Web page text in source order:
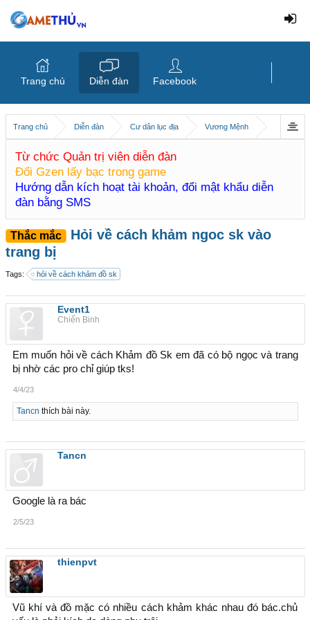
Trang chủ Diễn đàn Cư dân lục địa Vương Mệnh
Từ chức Quản trị viên diễn đàn
Đổi Gzen lấy bạc trong game
Hướng dẫn kích hoạt tài khoản, đổi mật khẩu diễn
đàn bằng SMS
Thắc mắc Hỏi về cách khảm ngoc sk vào
trang bị
Tags: hỏi về cách khảm đồ sk
Event1
Chiến Binh
Em muốn hỏi về cách Khảm đồ Sk em đã có bộ ngọc và trang
bị nhờ các pro chỉ giúp tks!
4/4/23
Tancn thích bài này.
Tancn
Google là ra bác
2/5/23
thienpvt
Vũ khí và đồ mặc có nhiều cách khảm khác nhau đó bác.chủ
Trang chủ Diễn đàn Facebook